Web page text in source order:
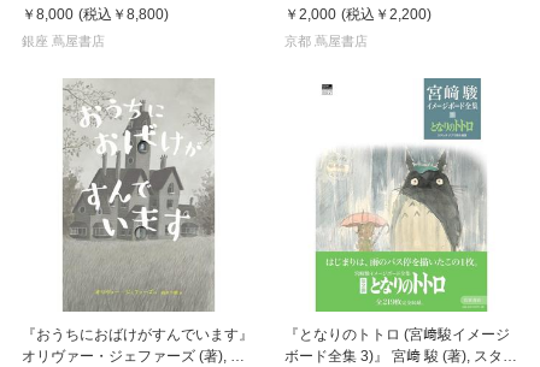
￥8,000 (税込 ￥8,800)
銀座 蔦屋書店
￥2,000 (税込 ￥2,200)
京都 蔦屋書店
『おうちにおばけがすんでいます』
オリヴァー・ジェファーズ (著), 鈴
『となりのトトロ (宮﨑駿イメージ
ボード全集 3)』 宮﨑 駿 (著), スタジ